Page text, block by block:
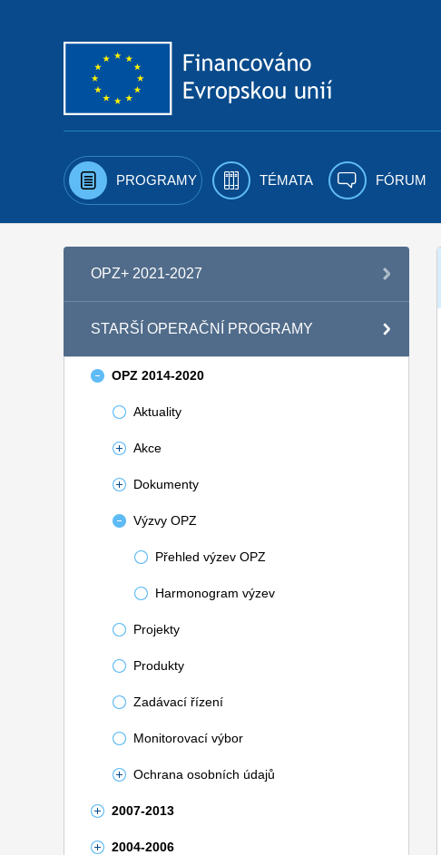
PROGRAMY TÉMATA FÓRUM
OPZ+ 2021-2027
STARŠÍ OPERAČNÍ PROGRAMY
OPZ 2014-2020
Aktuality
Akce
Dokumenty
Výzvy OPZ
Přehled výzev OPZ
Harmonogram výzev
Projekty
Produkty
Zadávací řízení
Monitorovací výbor
Ochrana osobních údajů
2007-2013
2004-2006